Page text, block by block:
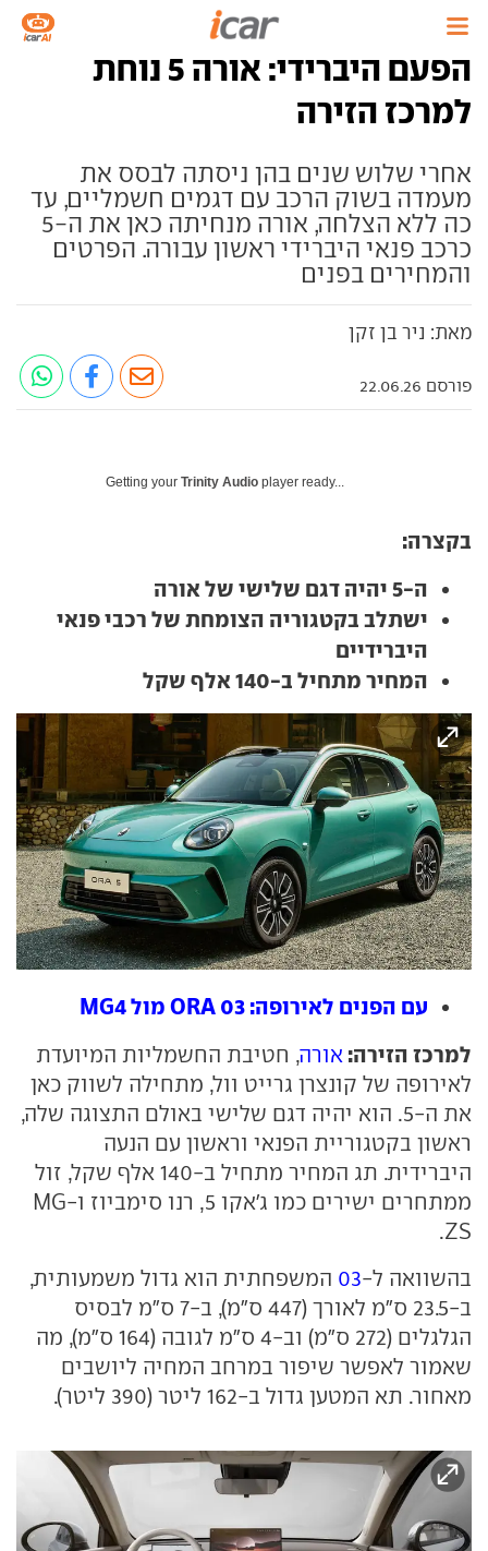
הפעם היברידי: אורה 5 נוחת
למרכז הזירה
אחרי שלוש שנים בהן ניסתה לבסס את
מעמדה בשוק הרכב עם דגמים חשמליים, עד
כה ללא הצלחה, אורה מנחיתה כאן את ה-5
כרכב פנאי היברידי ראשון עבורה. הפרטים
והמחירים בפנים
מאת: ניר בן זקן
פורסם 22.06.26
Getting your Trinity Audio player ready...
בקצרה:
ה-5 יהיה דגם שלישי של אורה
ישתלב בקטגוריה הצומחת של רכבי פנאי
היברידיים
המחיר מתחיל ב-140 אלף שקל
עם הפנים לאירופה: ORA 03 מול MG4
למרכז הזירה: אורה, חטיבת החשמליות המיועדת
לאירופה של קונצרן גרייט וול, מתחילה לשווק כאן
את ה-5. הוא יהיה דגם שלישי באולם התצוגה שלה,
ראשון בקטגוריית הפנאי וראשון עם הנעה
היברידית. תג המחיר מתחיל ב-140 אלף שקל, זול
ממתחרים ישירים כמו ג'אקו 5, רנו סימביוז ו-MG
ZS.
בהשוואה ל-03 המשפחתית הוא גדול משמעותית,
ב-23.5 ס"מ לאורך (447 ס"מ), ב-7 ס"מ לבסיס
הגלגלים (272 ס"מ) וב-4 ס"מ לגובה (164 ס"מ), מה
שאמור לאפשר שיפור במרחב המחיה ליושבים
מאחור. תא המטען גדול ב-162 ליטר (390 ליטר).